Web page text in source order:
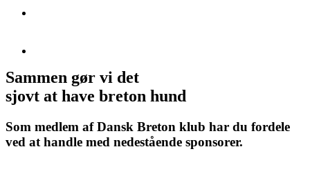
Sammen gør vi det
sjovt at have breton hund
Som medlem af Dansk Breton klub har du fordele
ved at handle med nedestående sponsorer.